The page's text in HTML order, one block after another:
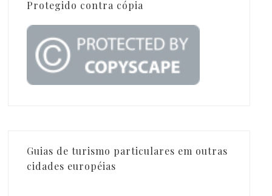
Protegido contra cópia
Guias de turismo particulares em outras
cidades européias